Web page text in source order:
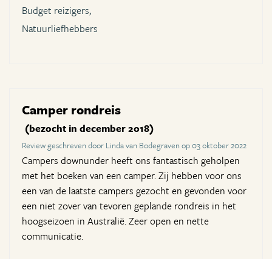
Budget reizigers,
Natuurliefhebbers
Camper rondreis
(bezocht in december 2018)
Review geschreven door Linda van Bodegraven op 03 oktober 2022
Campers downunder heeft ons fantastisch geholpen
met het boeken van een camper. Zij hebben voor ons
een van de laatste campers gezocht en gevonden voor
een niet zover van tevoren geplande rondreis in het
hoogseizoen in Australië. Zeer open en nette
communicatie.